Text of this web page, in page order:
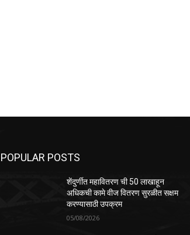
POPULAR POSTS
शेंदुर्णीत महावितरण ची 50 लाखाहून
अधिकची कामे वीज वितरण सुरळीत सक्षम
करण्यासाठी उपक्रम
05/08/2026